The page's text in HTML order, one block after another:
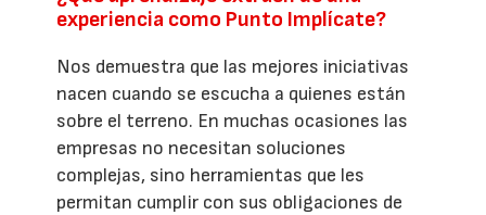
experiencia como Punto Implícate?
Nos demuestra que las mejores iniciativas
nacen cuando se escucha a quienes están
sobre el terreno. En muchas ocasiones las
empresas no necesitan soluciones
complejas, sino herramientas que les
permitan cumplir con sus obligaciones de